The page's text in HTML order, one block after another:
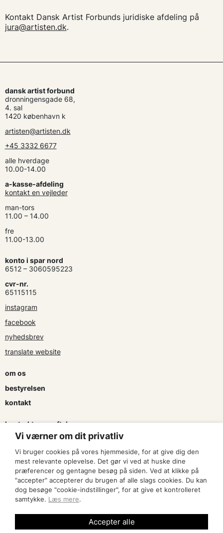
Kontakt Dansk Artist Forbunds juridiske afdeling på
jura@artisten.dk.
dansk artist forbund
dronningensgade 68,
4. sal
1420 københavn k
artisten@artisten.dk
+45 3332 6677
alle hverdage
10.00-14.00
a-kasse-afdeling
kontakt en vejleder
man-tors
11.00 – 14.00
fre
11.00-13.00
konto i spar nord
6512 – 3060595223
cvr-nr.
65115115
instagram
facebook
nyhedsbrev
translate website
om os
bestyrelsen
kontakt
kontrakter og aftaler
søg tilskud
presse & logo
bliv medlem
Vi værner om dit privatliv
Vi bruger cookies på vores hjemmeside, for at give dig den
mest relevante oplevelse. Det gør vi ved at huske dine
præferencer og gentagne besøg på siden. Ved at klikke på
"accepter" accepterer du brugen af alle slags cookies. Du kan
dog besøge "cookie-indstillinger", for at give et kontrolleret
samtykke. Læs mere.
Accepter alle